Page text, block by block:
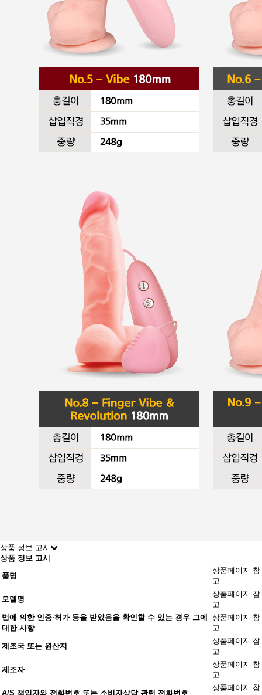
상품 정보 고시
상품 정보 고시
품명
상품페이지 참
고
모델명
상품페이지 참
고
법에 의한 인증·허가 등을 받았음을 확인할 수 있는 경우 그에
대한 사항
상품페이지 참
고
제조국 또는 원산지
상품페이지 참
고
제조자
상품페이지 참
고
A/S 책임자와 전화번호 또는 소비자상담 관련 전화번호
상품페이지 참